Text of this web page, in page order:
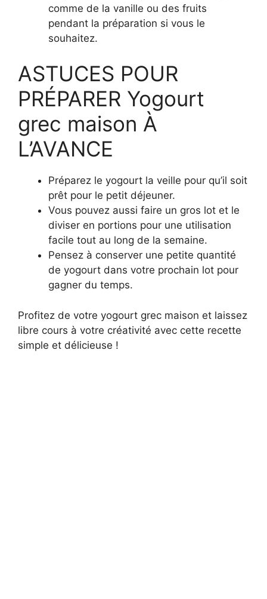
comme de la vanille ou des fruits
pendant la préparation si vous le
souhaitez.
ASTUCES POUR
PRÉPARER Yogourt
grec maison À
L’AVANCE
Préparez le yogourt la veille pour qu’il soit
prêt pour le petit déjeuner.
Vous pouvez aussi faire un gros lot et le
diviser en portions pour une utilisation
facile tout au long de la semaine.
Pensez à conserver une petite quantité
de yogourt dans votre prochain lot pour
gagner du temps.
Profitez de votre yogourt grec maison et laissez
libre cours à votre créativité avec cette recette
simple et délicieuse !